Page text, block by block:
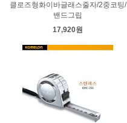
클로즈형화이바글래스줄자/2중코팅/
밴드그립
17,920원